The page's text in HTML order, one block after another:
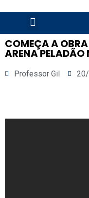
COMEÇA A
ARENA
Professor Gil